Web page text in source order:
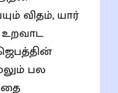
விதம், யார்
பல